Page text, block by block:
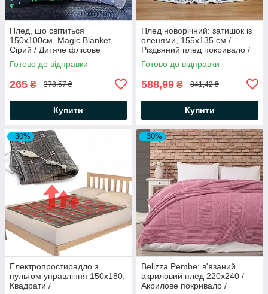
Плед, що світиться
150х100см, Magic Blanket,
Сірий / Дитяче флісове
покривало / Люменісцентний
плед на ліжко
Готово до відправки
265 ₴ 378,57 ₴
Купити
Плед новорічний: затишок із
оленями, 155х135 см /
Різдвяний плед покривало /
Теплий зимовий плед
Готово до відправки
588,99 ₴ 841,42 ₴
Купити
–30%
Електропростирадло з
пультом управління 150х180,
Квадрати /
–30%
Belizza Pembe: в'язаний
акриловий плед 220х240 /
Акрилове покривало /